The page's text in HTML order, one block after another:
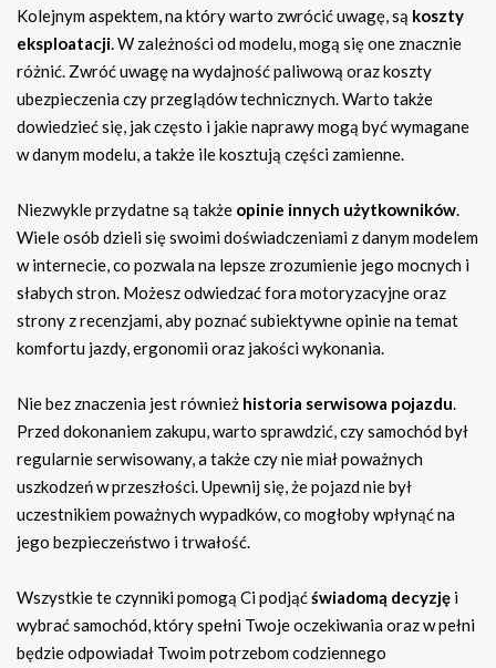
Kolejnym aspektem, na który warto zwrócić uwagę, są koszty
eksploatacji. W zależności od modelu, mogą się one znacznie
różnić. Zwróć uwagę na wydajność paliwową oraz koszty
ubezpieczenia czy przeglądów technicznych. Warto także
dowiedzieć się, jak często i jakie naprawy mogą być wymagane
w danym modelu, a także ile kosztują części zamienne.
Niezwykle przydatne są także opinie innych użytkowników.
Wiele osób dzieli się swoimi doświadczeniami z danym modelem
w internecie, co pozwala na lepsze zrozumienie jego mocnych i
słabych stron. Możesz odwiedzać fora motoryzacyjne oraz
strony z recenzjami, aby poznać subiektywne opinie na temat
komfortu jazdy, ergonomii oraz jakości wykonania.
Nie bez znaczenia jest również historia serwisowa pojazdu.
Przed dokonaniem zakupu, warto sprawdzić, czy samochód był
regularnie serwisowany, a także czy nie miał poważnych
uszkodzeń w przeszłości. Upewnij się, że pojazd nie był
uczestnikiem poważnych wypadków, co mogłoby wpłynąć na
jego bezpieczeństwo i trwałość.
Wszystkie te czynniki pomogą Ci podjąćświadomą decyzję i
wybrać samochód, który spełni Twoje oczekiwania oraz w pełni
będzie odpowiadał Twoim potrzebom codziennego